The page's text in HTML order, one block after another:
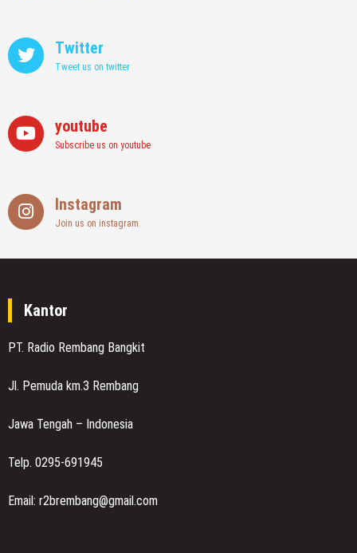
Twitter
Tweet us on twitter
youtube
Subscribe us on youtube
Instagram
Join us on instagram
Kantor
PT. Radio Rembang Bangkit
Jl. Pemuda km.3 Rembang
Jawa Tengah – Indonesia
Telp. 0295-691945
Email: r2brembang@gmail.com